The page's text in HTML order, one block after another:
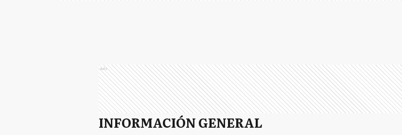
Ads
INFORMACIÓN GENERAL